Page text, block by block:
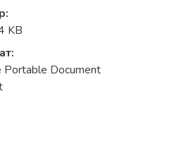
KB
Portable Document